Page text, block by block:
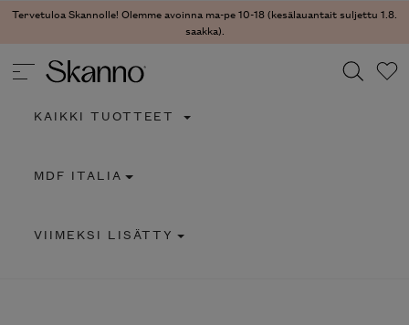
Tervetuloa Skannolle! Olemme avoinna ma-pe 10-18 (kesälauantait suljettu 1.8.
saakka).
Type 2 or more characters for results.
KAIKKI TUOTTEET
MDF ITALIA
VIIMEKSI LISÄTTY